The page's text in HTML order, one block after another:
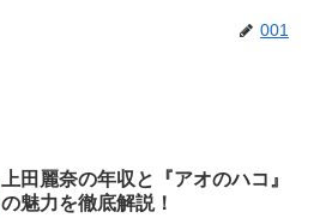
001
上田麗奈の年収と『アオのハコ』
の魅力を徹底解説！